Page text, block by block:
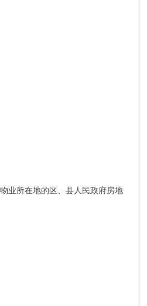
业所在地的区、县人民政府房地